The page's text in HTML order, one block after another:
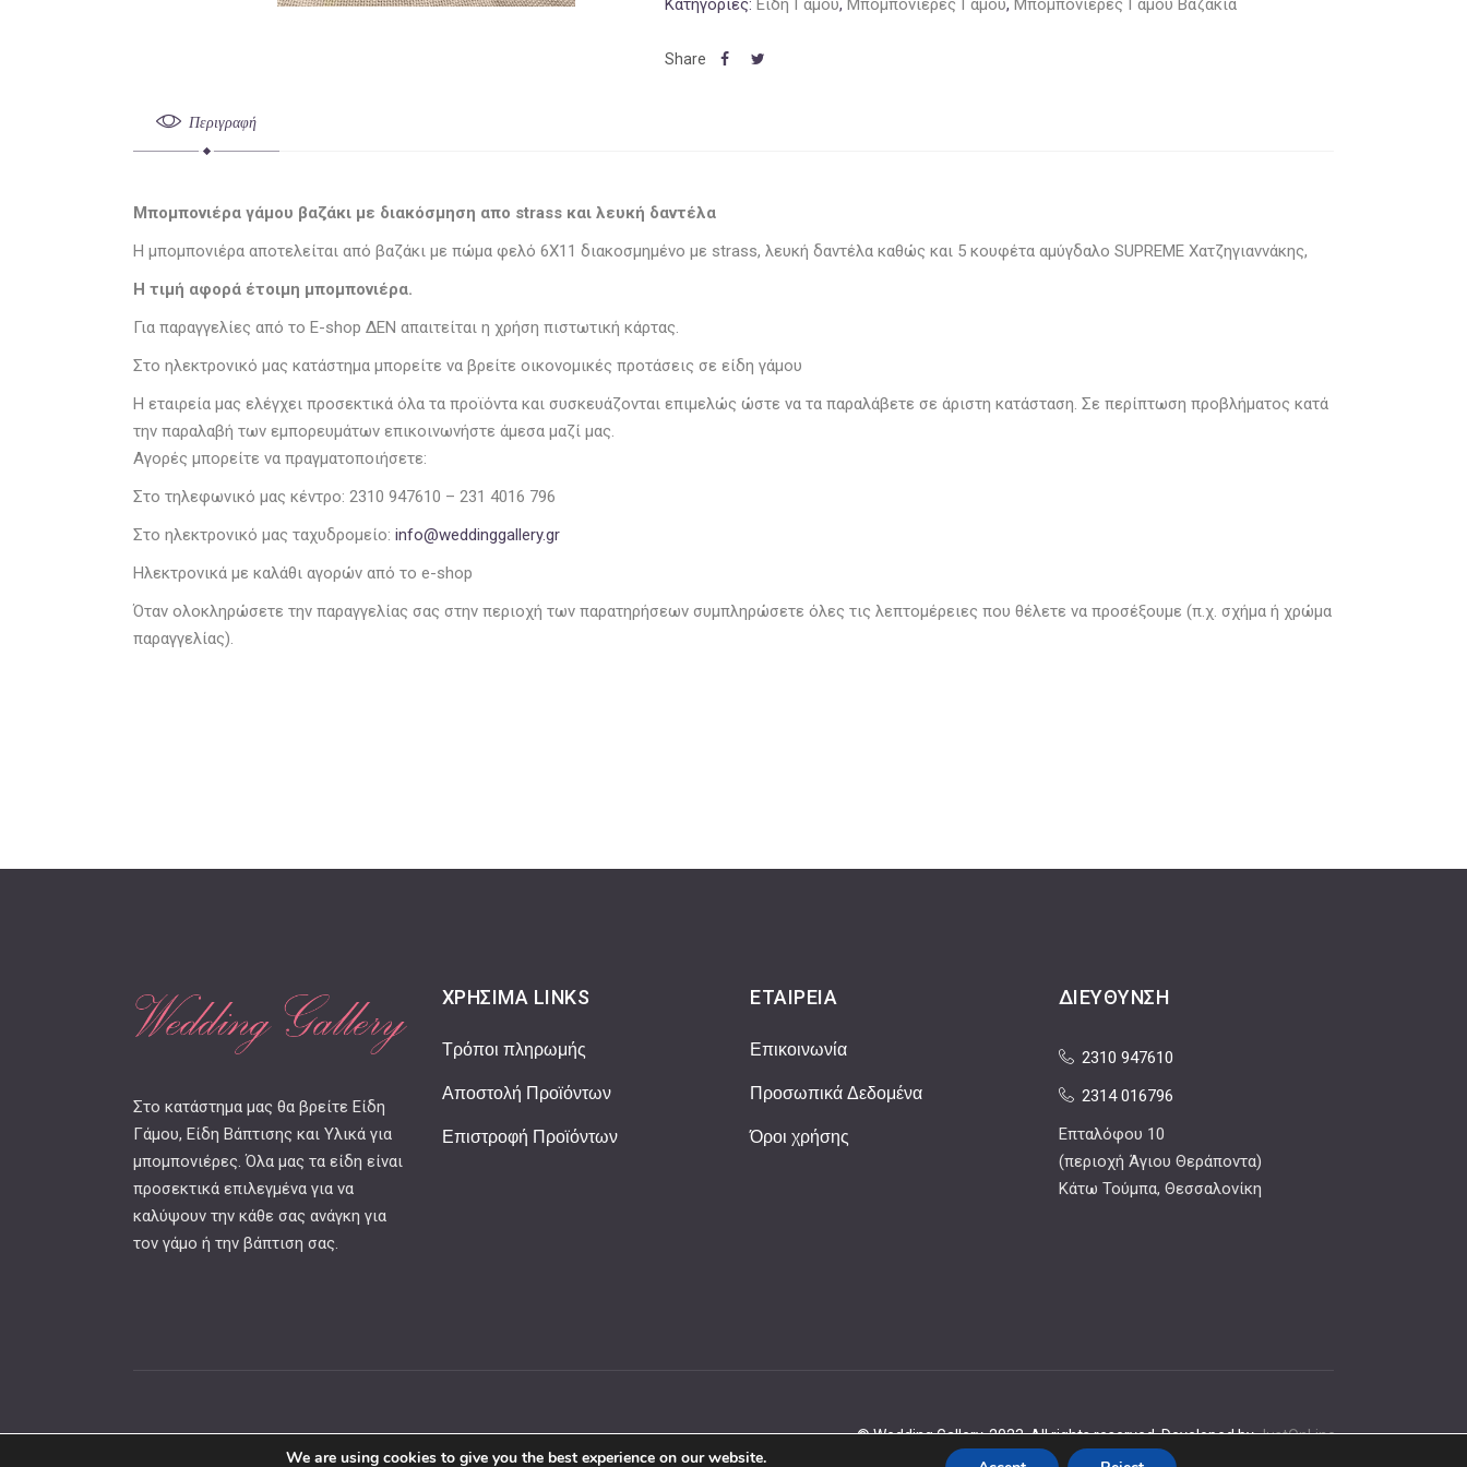
Κατηγορίες: Είδη Γάμου, Μπομπονιέρες Γάμου, Μπομπονιέρες Γάμου Βαζάκια
Περιγραφή
Μπομπονιέρα γάμου βαζάκι με διακόσμηση απο strass και λευκή δαντέλα
Η μπομπονιέρα αποτελείται από βαζάκι με πώμα φελό 6Χ11 διακοσμημένο με strass, λευκή δαντέλα καθώς και 5 κουφέτα αμύγδαλο SUPREME Χατζηγιαννάκης,
Η τιμή αφορά έτοιμη μπομπονιέρα.
Για παραγγελίες από το E-shop ΔΕΝ απαιτείται η χρήση πιστωτική κάρτας.
Στο ηλεκτρονικό μας κατάστημα μπορείτε να βρείτε οικονομικές προτάσεις σε είδη γάμου
Η εταιρεία μας ελέγχει προσεκτικά όλα τα προϊόντα και συσκευάζονται επιμελώς ώστε να τα παραλάβετε σε άριστη κατάσταση. Σε περίπτωση προβλήματος κατά
την παραλαβή των εμπορευμάτων επικοινωνήστε άμεσα μαζί μας.
Αγορές μπορείτε να πραγματοποιήσετε:
Στο τηλεφωνικό μας κέντρο: 2310 947610 – 231 4016 796
Στο ηλεκτρονικό μας ταχυδρομείο: info@weddinggallery.gr
Ηλεκτρονικά με καλάθι αγορών από το e-shop
Όταν ολοκληρώσετε την παραγγελίας σας στην περιοχή των παρατηρήσεων συμπληρώσετε όλες τις λεπτομέρειες που θέλετε να προσέξουμε (π.χ. σχήμα ή χρώμα
παραγγελίας).
Στο κατάστημα μας θα βρείτε Είδη
Γάμου, Είδη Βάπτισης και Υλικά για
μπομπονιέρες. Όλα μας τα είδη είναι
προσεκτικά επιλεγμένα για να
καλύψουν την κάθε σας ανάγκη για
τον γάμο ή την βάπτιση σας.
ΧΡΉΣΙΜΑ LINKS
Τρόποι πληρωμής
Αποστολή Προϊόντων
Επιστροφή Προϊόντων
ΕΤΑΙΡΕΊΑ
Επικοινωνία
Προσωπικά Δεδομένα
Όροι χρήσης
ΔΙΕΎΘΥΝΣΗ
2310 947610
2314 016796
Επταλόφου 10
(περιοχή Άγιου Θεράποντα)
Κάτω Τούμπα, Θεσσαλονίκη
© Wedding Gallery, 2023. All rights reserved. Developed byJustOnLine
We are using cookies to give you the best experience on our website.